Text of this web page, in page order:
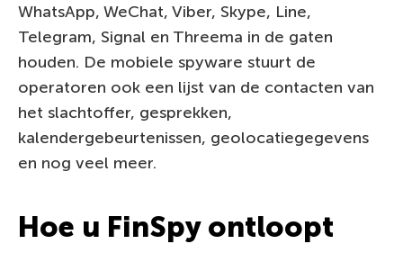
WhatsApp, WeChat, Viber, Skype, Line,
Telegram, Signal en Threema in de gaten
houden. De mobiele spyware stuurt de
operatoren ook een lijst van de contacten van
het slachtoffer, gesprekken,
kalendergebeurtenissen, geolocatiegegevens
en nog veel meer.
Hoe u FinSpy ontloopt